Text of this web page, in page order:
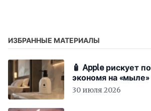
ИЗБРАННЫЕ МАТЕРИАЛЫ
🧴 Apple рискует
экономя на «мыле»
30 июля 2026